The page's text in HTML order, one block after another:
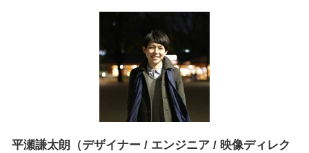
平瀬謙太朗（デザイナー / エンジニア / 映像ディレク